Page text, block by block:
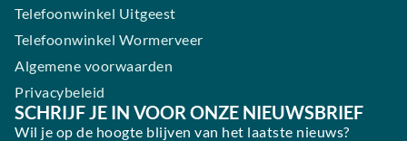
Telefoonwinkel Uitgeest
Telefoonwinkel Wormerveer
Algemene voorwaarden
Privacybeleid
SCHRIJF JE IN VOOR ONZE NIEUWSBRIEF
Wil je op de hoogte blijven van het laatste nieuws?